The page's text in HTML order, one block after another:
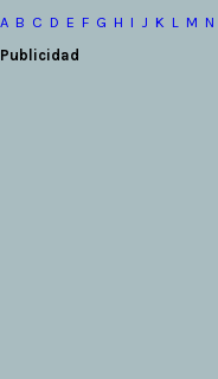
A B C D E F G H I J K L M N
Publicidad